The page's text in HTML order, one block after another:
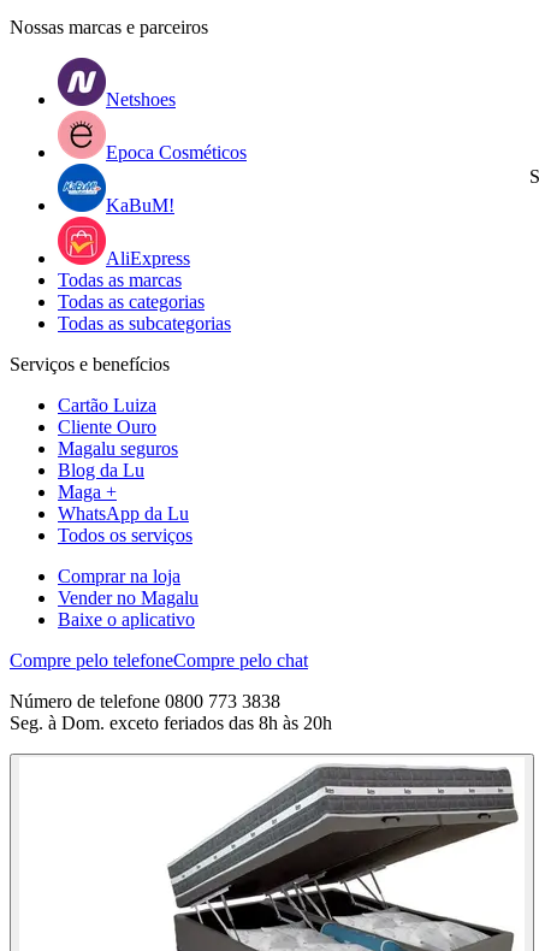
Nossas marcas e parceiros
Netshoes
Epoca Cosméticos
KaBuM!
AliExpress
Todas as marcas
Todas as categorias
Todas as subcategorias
Serviços e benefícios
Cartão Luiza
Cliente Ouro
Magalu seguros
Blog da Lu
Maga +
WhatsApp da Lu
Todos os serviços
Comprar na loja
Vender no Magalu
Baixe o aplicativo
Compre pelo telefoneCompre pelo chat
Número de telefone 0800 773 3838
Seg. à Dom. exceto feriados das 8h às 20h